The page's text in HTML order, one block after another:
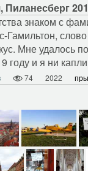
знаком с
Гамильтон,
Мне удалось
году и я ни
74 2022